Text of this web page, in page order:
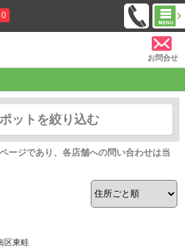
0
お問合せ
ットを絞り込む
ージであり、各店舗への問い合わせは当
区東畦